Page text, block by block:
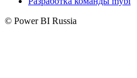
© Power BI Russia